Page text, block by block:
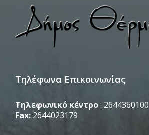
Τηλέφωνα Επικοινωνίας
Τηλεφωνικό κέντρο: 2644360100
Fax: 2644023179